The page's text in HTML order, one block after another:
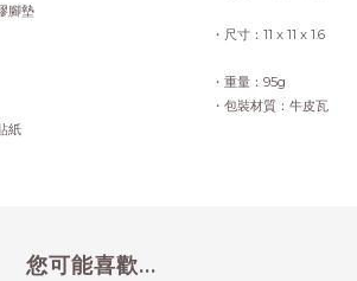
腳墊
11 x 11 x 1.6
量：95g
材質：牛皮瓦
紙
您可能喜歡...